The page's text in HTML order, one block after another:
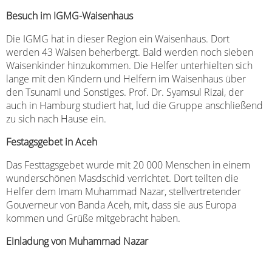
Besuch im IGMG-Waisenhaus
Die IGMG hat in dieser Region ein Waisenhaus. Dort
werden 43 Waisen beherbergt. Bald werden noch sieben
Waisenkinder hinzukommen. Die Helfer unterhielten sich
lange mit den Kindern und Helfern im Waisenhaus über
den Tsunami und Sonstiges. Prof. Dr. Syamsul Rizai, der
auch in Hamburg studiert hat, lud die Gruppe anschließend
zu sich nach Hause ein.
Festagsgebet in Aceh
Das Festtagsgebet wurde mit 20 000 Menschen in einem
wunderschönen Masdschid verrichtet. Dort teilten die
Helfer dem Imam Muhammad Nazar, stellvertretender
Gouverneur von Banda Aceh, mit, dass sie aus Europa
kommen und Grüße mitgebracht haben.
Einladung von Muhammad Nazar